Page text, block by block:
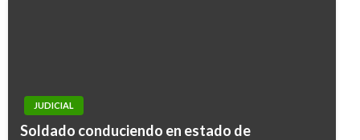
JUDICIAL
Soldado conduciendo en estado de